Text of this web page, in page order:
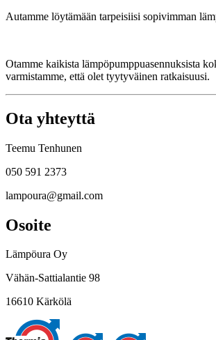
Autamme löytämään tarpeisiisi sopivimman
Otamme kaikista lämpöpumppuasennuksista
varmistamme, että olet tyytyväinen ratkaisuusi.
Ota yhteyttä
Teemu Tenhunen
050 591 2373
lampoura@gmail.com
Osoite
Lämpöura Oy
Vähän-Sattialantie 98
16610 Kärkölä